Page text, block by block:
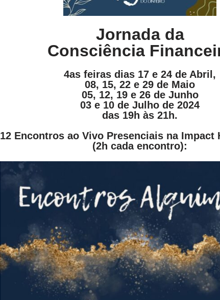
Jornada da
Consciência
4as feiras dias 17 e 24 de Abril,
08, 15, 22 e 29 de Maio
05, 12, 19 e 26 de Junho
03 e 10 de Julho de 2024
das 19h às 21h.
12 Encontros ao Vivo Presenciais na Impact
(2h cada encontro):